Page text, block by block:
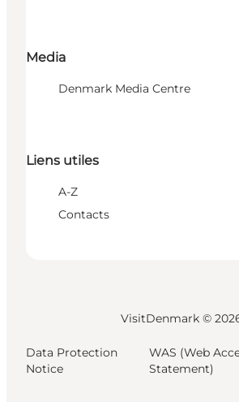
Media
Denmark Media Centre
Liens utiles
A-Z
Contacts
VisitDenmark ©
Data Protection
Notice
WAS (Web
Statement)